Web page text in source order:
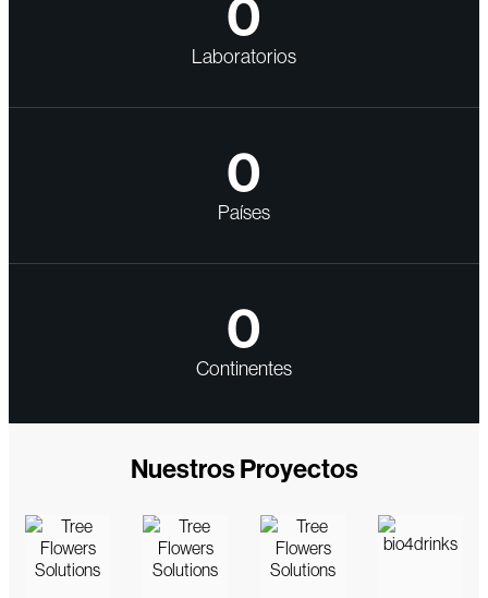
Laboratorios
0
Países
0
Continentes
0
Nuestros Proyectos